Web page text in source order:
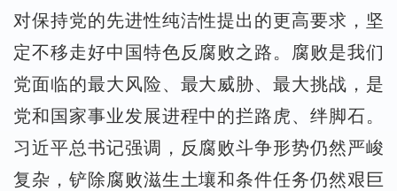
对保持党的先进性纯洁性提出的更高要求，坚
定不移走好中国特色反腐败之路。腐败是我们
党面临的最大风险、最大威胁、最大挑战，是
党和国家事业发展进程中的拦路虎、绊脚石。
习近平总书记强调，反腐败斗争形势仍然严峻
复杂，铲除腐败滋生土壤和条件任务仍然艰巨